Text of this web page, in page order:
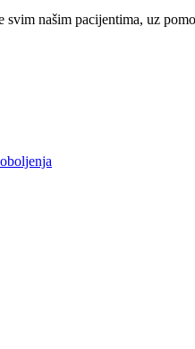
našim pacijentima, uz